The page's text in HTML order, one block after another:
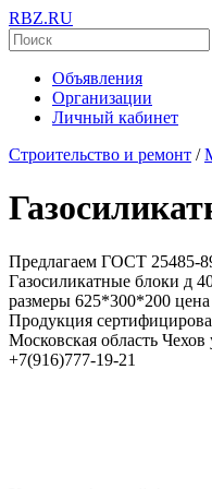
RBZ.RU
Объявления
Организации
Личный кабинет
Строительство и ремонт /
Предлагаем ГОСТ 25485-
Газосиликатные блоки д
размеры 625*300*200
Продукция
Московская область
+7(916)777-19-21